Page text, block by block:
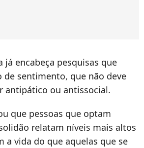
já encabeça pesquisas que
de sentimento, que não deve
antipático ou antissocial.
que pessoas que optam
relatam níveis mais altos
a vida do que aquelas que se